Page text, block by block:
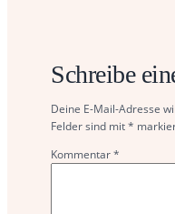
Schreibe
Deine E-Mail-Adresse
Felder sind mit*
Kommentar*